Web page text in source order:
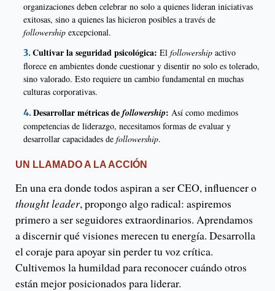
organizaciones deben celebrar no solo a quienes lideran iniciativas
exitosas, sino a quienes las hicieron posibles a través de
followership excepcional.
Cultivar la seguridad psicológica: El followership activo
florece en ambientes donde cuestionar y disentir no solo es tolerado,
sino valorado. Esto requiere un cambio fundamental en muchas
culturas corporativas.
Desarrollar métricas de followership: Así como medimos
competencias de liderazgo, necesitamos formas de evaluar y
desarrollar capacidades de followership.
UN LLAMADO A LA ACCIÓN
En una era donde todos aspiran a ser CEO, influencer o
thought leader, propongo algo radical: aspiremos
primero a ser seguidores extraordinarios. Aprendamos
a discernir qué visiones merecen tu energía. Desarrolla
el coraje para apoyar sin perder tu voz crítica.
Cultivemos la humildad para reconocer cuándo otros
están mejor posicionados para liderar.